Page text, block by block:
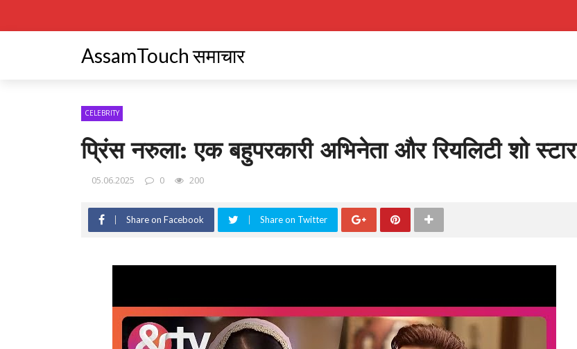
AssamTouch समाचार
CELEBRITY
प्रिंस नरुला: एक बहुपरकारी अभिनेता और रियलिटी शो स्टार
05.06.2025 0 200
Share on Facebook Share on Twitter